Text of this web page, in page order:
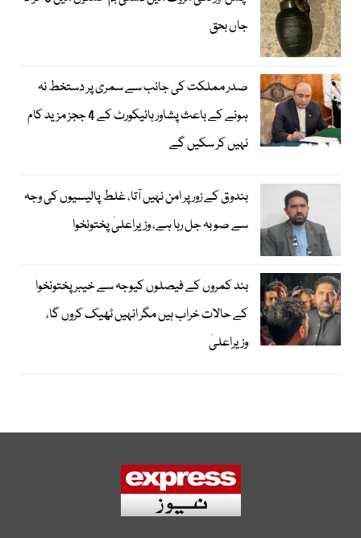
جاں بحق
صدر مملکت کی جانب سے سمری پر دستخط نہ
ہونے کے باعث پشاور ہائیکورٹ کے 4 ججز مزید کام
نہیں کر سکیں گے
بندوق کے زور پر امن نہیں آتا، غلط پالیسیوں کی وجہ
سے صوبہ جل رہا ہے، وزیراعلیٰ پختونخوا
بند کمروں کے فیصلوں کیوجہ سے خیبرپختونخوا
کے حالات خراب ہیں مگر انہیں ٹھیک کروں گا،
وزیراعلیٰ